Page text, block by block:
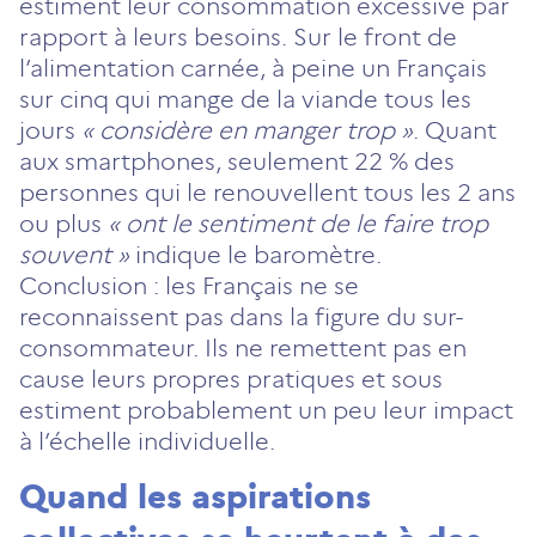
rapport à leurs besoins. Sur le front de
l’alimentation carnée, à peine un Français
sur cinq qui mange de la viande tous les
jours « considère en manger trop » . Quant
aux smartphones, seulement 22 % des
personnes qui le renouvellent tous les 2 ans
ou plus « ont le sentiment de le faire trop
souvent » indique le baromètre.
Conclusion : les Français ne se
reconnaissent pas dans la figure du sur-
consommateur. Ils ne remettent pas en
cause leurs propres pratiques et sous
estiment probablement un peu leur impact
à l’échelle individuelle.
Quand les aspirations